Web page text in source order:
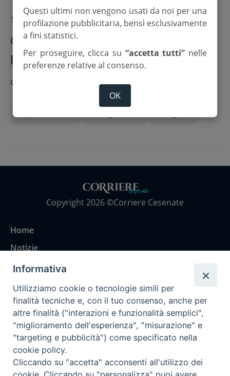
18 Giugno 2025
Giornata mondiale del rifugiato per
promuovere in città la cultura
dell’accoglienza
di
Copyright 2026 ©Corriere Cesenate
Home
Notizie
Rubriche
Chi siamo
Come abbonarsi
Contatti
Questi ultimi non vengono usati da noi per una
profilazione pubblicitaria, bensì esclusivamente
a fini statistici.
Per proseguire, clicca su “accetta tutti” nelle
preferenze relative al consenso.
OK
Informativa
Utilizziamo cookie o tecnologie simili per
finalità tecniche e, con il tuo consenso, anche per
altre finalità ("interazioni e funzionalità semplici",
"miglioramento dell'esperienza", "misurazione" e
"targeting e pubblicità") come specificato nella
cookie policy.
Cliccando su "accetta" acconsenti all'utilizzo dei